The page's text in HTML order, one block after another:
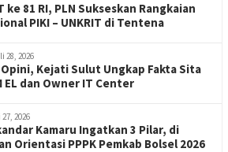
ke 81 RI, PLN Sukseskan Rangkaian
PIKI – UNKRIT di Tentena
28, 2026
Kejati Sulut Ungkap Fakta Sita
EL dan Owner IT Center
2026
Kamaru Ingatkan 3 Pilar, di
Orientasi PPPK Pemkab Bolsel 2026